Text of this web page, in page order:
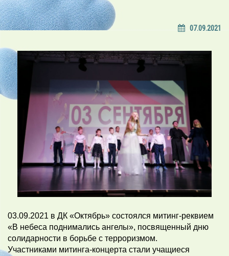
07.09.2021
03.09.2021 в ДК «Октябрь» состоялся митинг-реквием
«В небеса поднимались ангелы», посвященный дню
солидарности в борьбе с терроризмом.
Участниками митинга-концерта стали учащиеся